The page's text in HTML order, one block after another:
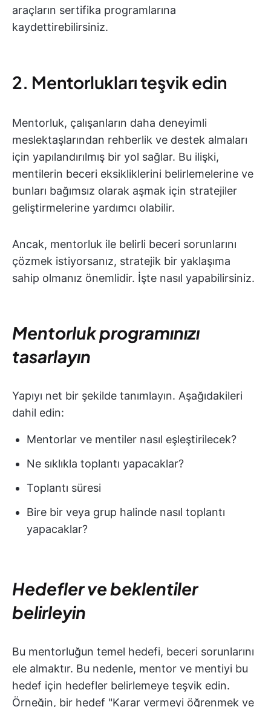
araçların sertifika programlarına
kaydettirebilirsiniz.
2. Mentorlukları teşvik edin
Mentorluk, çalışanların daha deneyimli
meslektaşlarından rehberlik ve destek almaları
için yapılandırılmış bir yol sağlar. Bu ilişki,
mentilerin beceri eksikliklerini belirlemelerine ve
bunları bağımsız olarak aşmak için stratejiler
geliştirmelerine yardımcı olabilir.
Ancak, mentorluk ile belirli beceri sorunlarını
çözmek istiyorsanız, stratejik bir yaklaşıma
sahip olmanız önemlidir. İşte nasıl yapabilirsiniz.
Mentorluk programınızı
tasarlayın
Yapıyı net bir şekilde tanımlayın. Aşağıdakileri
dahil edin:
Mentorlar ve mentiler nasıl eşleştirilecek?
Ne sıklıkla toplantı yapacaklar?
Toplantı süresi
Bire bir veya grup halinde nasıl toplantı
yapacaklar?
Hedefler ve beklentiler
belirleyin
Bu mentorluğun temel hedefi, beceri sorunlarını
ele almaktır. Bu nedenle, mentor ve mentiyi bu
hedef için hedefler belirlemeye teşvik edin.
Örneğin, bir hedef "Karar vermeyi öğrenmek ve